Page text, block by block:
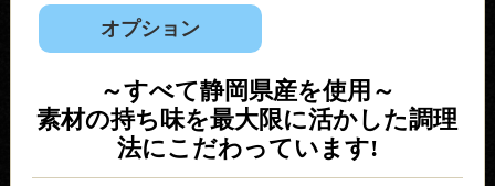
オプション
～すべて静岡県産を使用～
素材の持ち味を最大限に活かした調理
法にこだわっています!